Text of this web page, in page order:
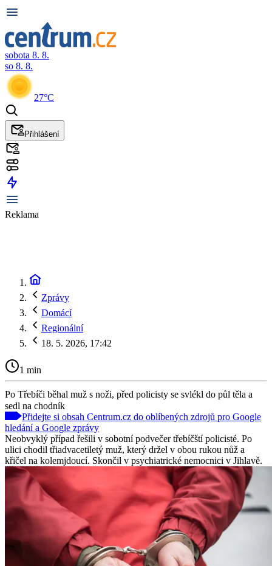
sobota 8. 8.
so 8. 8.
27°C
Přihlášení
Reklama
Zprávy
Domácí
Regionální
18. 5. 2026, 17:42
1 min
Po Třebíči běhal muž s noži, před policisty se svlékl do půl těla a
sedl na chodník
Přidejte si obsah Centrum.cz do oblíbených zdrojů pro Google
hledání a Google zprávy
Neobvyklý případ řešili v sobotní podvečer třebíčští policisté. Po
ulici chodil třiadvacetiletý muž, který držel v obou rukou nůž a
křičel na kolemjdoucí. Skončil v psychiatrické nemocnici v Jihlavě.